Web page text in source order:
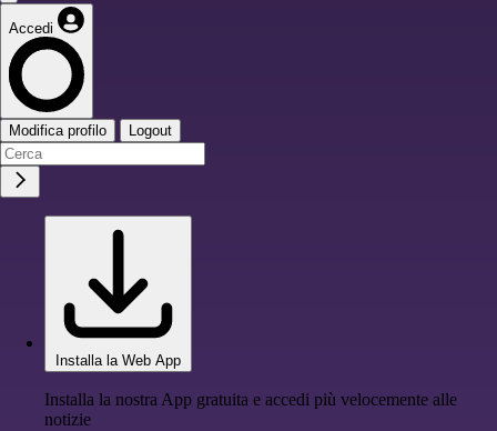
Accedi
Modifica profilo Logout
Installa la Web App
Installa la nostra App gratuita e accedi più velocemente alle
notizie